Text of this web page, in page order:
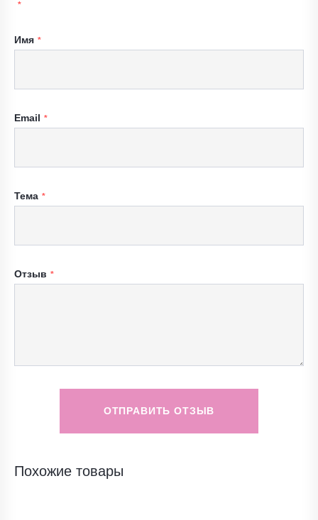
Имя
Email
Тема
Отзыв
ОТПРАВИТЬ ОТЗЫВ
Похожие товары